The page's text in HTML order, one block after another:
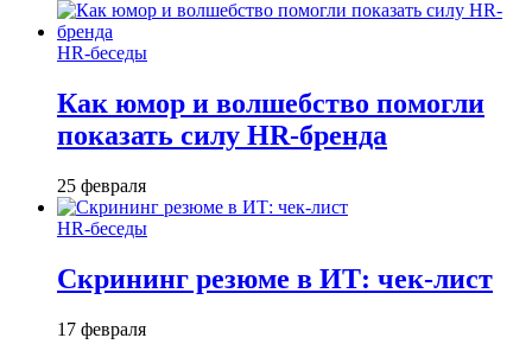
HR-беседы
Как юмор и волшебство помогли
показать силу HR-бренда
25 февраля
HR-беседы
Скрининг резюме в ИТ: чек-лист
17 февраля